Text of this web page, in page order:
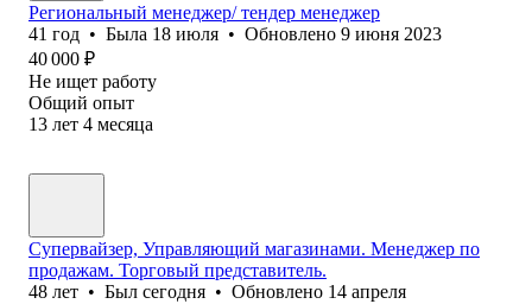
Региональный менеджер/ тендер менеджер
41 год • Была 18 июля • Обновлено 9 июня 2023
40 000 ₽
Не ищет работу
Общий опыт
13 лет 4 месяца
Супервайзер, Управляющий магазинами. Менеджер по
продажам. Торговый представитель.
48 лет • Был сегодня • Обновлено 14 апреля